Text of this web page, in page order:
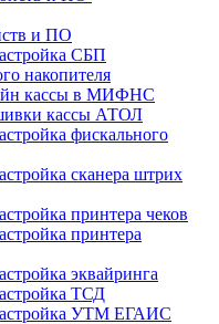
и ПО
СБП
накопителя
кассы в МИФНС
кассы АТОЛ
фискального
сканера штрих
принтера чеков
принтера
эквайринга
ТСД
УТМ ЕГАИС